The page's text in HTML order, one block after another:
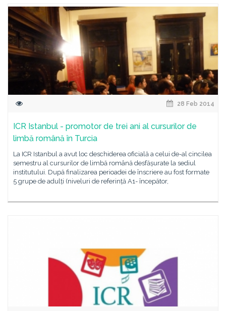
28 Feb 2014
ICR Istanbul - promotor de trei ani al cursurilor de
limbă română în Turcia
La ICR Istanbul a avut loc deschiderea oficială a celui de-al cincilea
semestru al cursurilor de limbă română desfășurate la sediul
institutului. După finalizarea perioadei de înscriere au fost formate
5 grupe de adulți (niveluri de referință A1- începător,